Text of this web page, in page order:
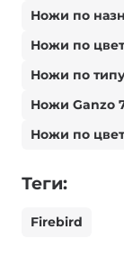
Ножи по
Ножи по
Ножи по
Ножи Ganzo
Ножи по
Теги:
Firebird